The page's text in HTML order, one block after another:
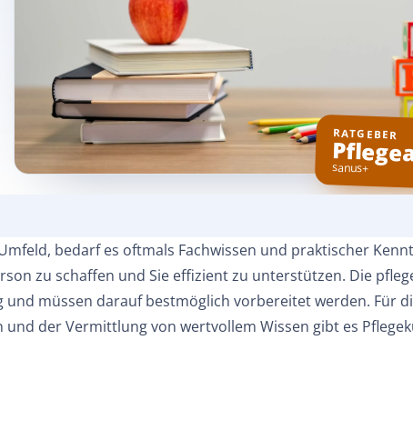
RATGEBER
sanus+
bedarf es oftmals Fachwissen und praktischer
zu schaffen und Sie effizient zu unterstützen. Die
müssen darauf bestmöglich vorbereitet werden. Für
der Vermittlung von wertvollem Wissen gibt es